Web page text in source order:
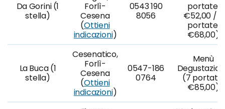
Da Gorini (1
stella)
Forlì-
Cesena
(Ottieni
indicazioni)
0543 190
8056
portate,
€52,00 / 5
portate,
€68,00)
La Buca (1
stella)
Cesenatico,
Forlì-
Cesena
(Ottieni
indicazioni)
0547-186
0764
Menù
(7 portate,
€85,00)